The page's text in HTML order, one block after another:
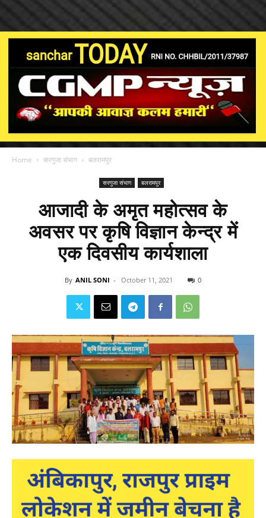
Home सरगुजा संभाग बलरामपुर
सरगुजा संभाग बलरामपुर
आजादी के अमृत महोत्सव के
अवसर पर कृषि विज्ञान केन्द्र में
एक दिवसीय कार्यशाला
By ANIL SONI - October 11, 2021 0